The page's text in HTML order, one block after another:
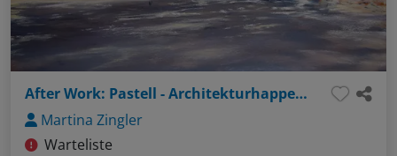
After Work: Pastell - Architekturhappen: Wände, Türen, Fenster
Martina Zingler
Warteliste